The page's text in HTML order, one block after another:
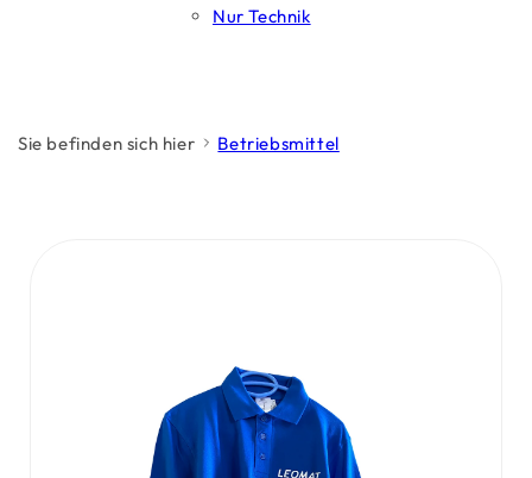
Nur Technik
Sie befinden sich hier Betriebsmittel